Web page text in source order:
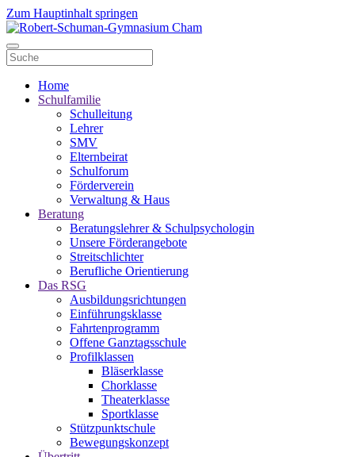
Zum Hauptinhalt springen
Home
Schulfamilie
Schulleitung
Lehrer
SMV
Elternbeirat
Schulforum
Förderverein
Verwaltung & Haus
Beratung
Beratungslehrer & Schulpsychologin
Unsere Förderangebote
Streitschlichter
Berufliche Orientierung
Das RSG
Ausbildungsrichtungen
Einführungsklasse
Fahrtenprogramm
Offene Ganztagsschule
Profilklassen
Bläserklasse
Chorklasse
Theaterklasse
Sportklasse
Stützpunktschule
Bewegungskonzept